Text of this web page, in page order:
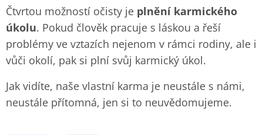
Čtvrtou možností očisty je plnění karmického
úkolu. Pokud člověk pracuje s láskou a řeší
problémy ve vztazích nejenom v rámci rodiny, ale i
vůči okolí, pak si plní svůj karmický úkol.
Jak vidíte, naše vlastní karma je neustále s námi,
neustále přítomná, jen si to neuvědomujeme.